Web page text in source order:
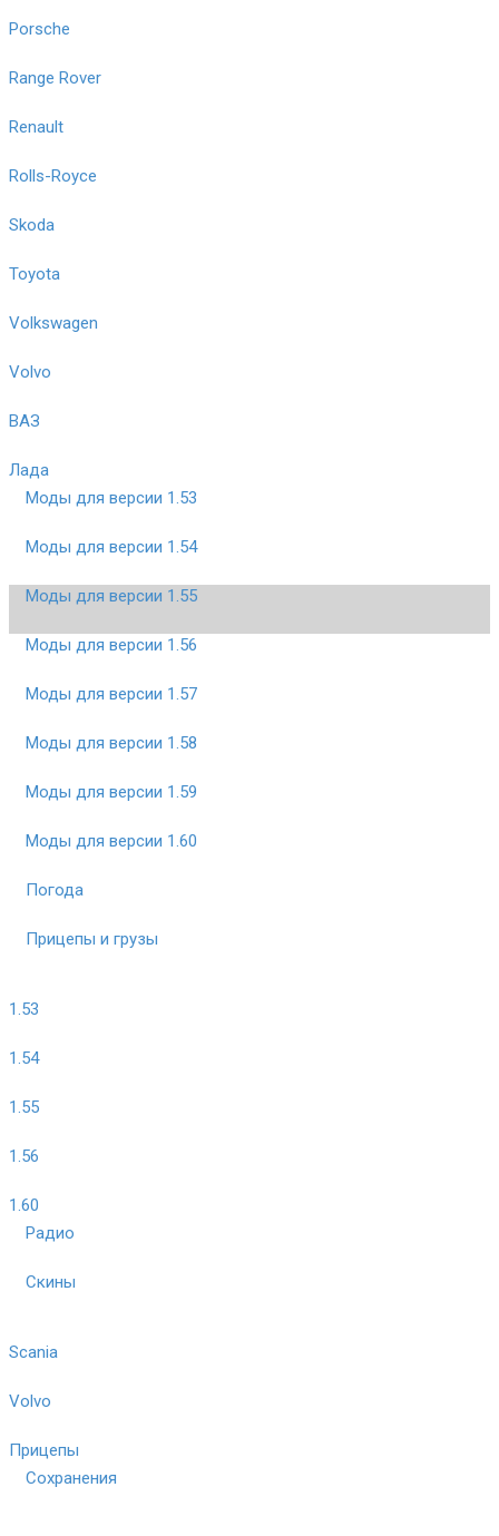
Porsche
Range Rover
Renault
Rolls-Royce
Skoda
Toyota
Volkswagen
Volvo
ВАЗ
Лада
Моды для версии 1.53
Моды для версии 1.54
Моды для версии 1.55
Моды для версии 1.56
Моды для версии 1.57
Моды для версии 1.58
Моды для версии 1.59
Моды для версии 1.60
Погода
Прицепы и грузы
1.53
1.54
1.55
1.56
1.60
Радио
Скины
Scania
Volvo
Прицепы
Сохранения